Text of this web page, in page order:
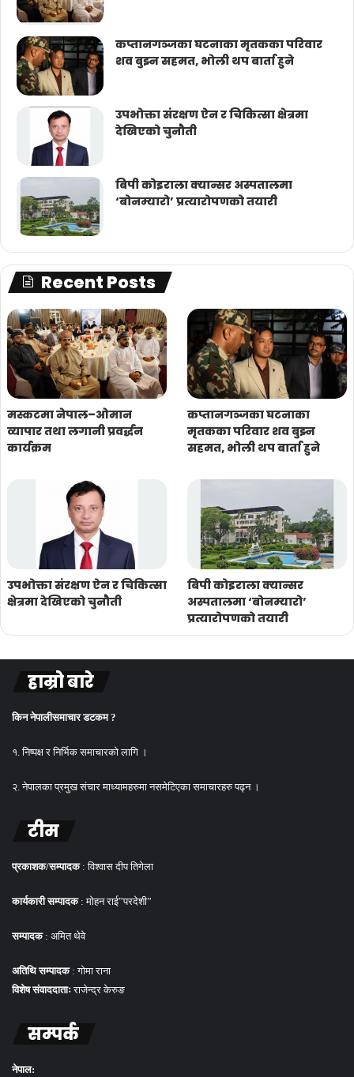
कप्तानगञ्जका घटनाका मृतकका परिवार
शव बुझ्न सहमत, भोली थप बार्ता हुने
उपभोक्ता संरक्षण ऐन र चिकित्सा क्षेत्रमा
देखिएको चुनौती
बिपी कोइराला क्यान्सर अस्पतालमा
‘बोनम्यारो’ प्रत्यारोपणको तयारी
Recent Posts
मस्कटमा नेपाल–ओमान
व्यापार तथा लगानी प्रवर्द्धन
कार्यक्रम
कप्तानगञ्जका घटनाका
मृतकका परिवार शव बुझ्न
सहमत, भोली थप बार्ता हुने
उपभोक्ता संरक्षण ऐन र चिकित्सा
क्षेत्रमा देखिएको चुनौती
बिपी कोइराला क्यान्सर
अस्पतालमा ‘बोनम्यारो’
प्रत्यारोपणको तयारी
हाम्रो बारे
किन नेपालीसमाचार डटकम ?
१. निष्पक्ष र निर्भिक समाचारको लागि ।
२. नेपालका प्रमुख संचार माध्यामहरुमा नसमेटिएका समाचारहरु पढ्न ।
टीम
प्रकाशक/सम्पादक : विश्वास दीप तिगेला
कार्यकारी सम्पादक: मोहन राई”परदेशी”
सम्पादक: अमित थेवे
अतिथि सम्पादक: गोमा राना
विशेष संवाददाताःराजेन्द्र केरुङ
सम्पर्क
नेपाल: